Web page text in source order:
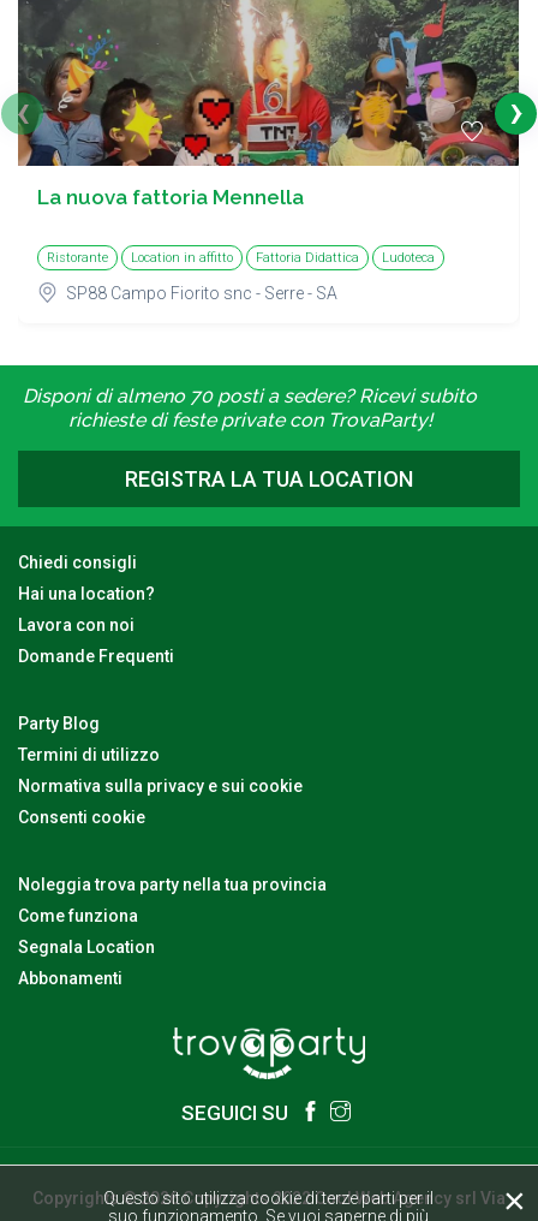
La nuova fattoria Mennella
Ristorante Location in affitto Fattoria Didattica Ludoteca
SP88 Campo Fiorito snc - Serre - SA
‹ ›
Disponi di almeno 70 posti a sedere? Ricevi subito
richieste di feste private con TrovaParty!
REGISTRA LA TUA LOCATION
Chiedi consigli
Hai una location?
Lavora con noi
Domande Frequenti
Party Blog
Termini di utilizzo
Normativa sulla privacy e sui cookie
Consenti cookie
Noleggia trova party nella tua provincia
Come funziona
Segnala Location
Abbonamenti
SEGUICI SU
Copyrights © 2026 Copyrights 2022 Cool Web Agency srl Via×
Questo sito utilizza cookie di terze parti per il
suo funzionamento. Se vuoi saperne di più